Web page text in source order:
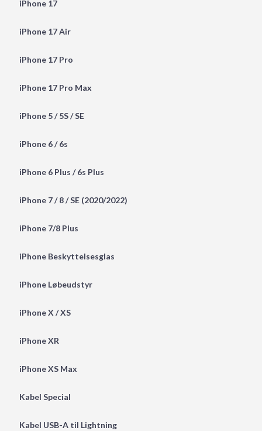
iPhone 17
iPhone 17 Air
iPhone 17 Pro
iPhone 17 Pro Max
iPhone 5 / 5S / SE
iPhone 6 / 6s
iPhone 6 Plus / 6s Plus
iPhone 7 / 8 / SE (2020/2022)
iPhone 7/8 Plus
iPhone Beskyttelsesglas
iPhone Løbeudstyr
iPhone X / XS
iPhone XR
iPhone XS Max
Kabel Special
Kabel USB-A til Lightning